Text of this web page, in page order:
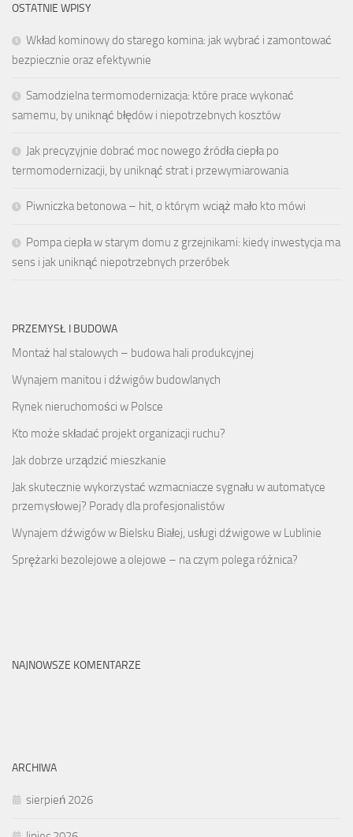
OSTATNIE WPISY
Wkład kominowy do starego komina: jak wybrać i zamontować
bezpiecznie oraz efektywnie
Samodzielna termomodernizacja: które prace wykonać
samemu, by uniknąć błędów i niepotrzebnych kosztów
Jak precyzyjnie dobrać moc nowego źródła ciepła po
termomodernizacji, by uniknąć strat i przewymiarowania
Piwniczka betonowa – hit, o którym wciąż mało kto mówi
Pompa ciepła w starym domu z grzejnikami: kiedy inwestycja ma
sens i jak uniknąć niepotrzebnych przeróbek
PRZEMYSŁ I BUDOWA
Montaż hal stalowych – budowa hali produkcyjnej
Wynajem manitou i dźwigów budowlanych
Rynek nieruchomości w Polsce
Kto może składać projekt organizacji ruchu?
Jak dobrze urządzić mieszkanie
Jak skutecznie wykorzystać wzmacniacze sygnału w automatyce
przemysłowej? Porady dla profesjonalistów
Wynajem dźwigów w Bielsku Białej, usługi dźwigowe w Lublinie
Sprężarki bezolejowe a olejowe – na czym polega różnica?
NAJNOWSZE KOMENTARZE
ARCHIWA
sierpień 2026